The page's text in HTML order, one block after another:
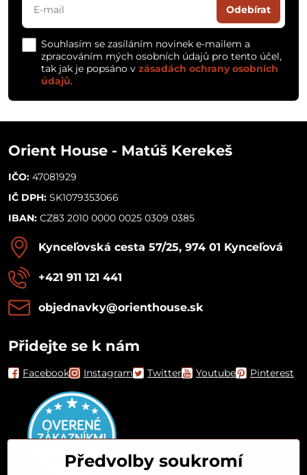
Odebírat
Souhlasím se zasíláním novinek e-mailem a
zpracováním mých osobních údajů pro tento účel,
tak jak je popsáno v zásadách ochrany osobních
údajů.
Orient House - Matúš Kerekeš
IČO: 47081929
IČ DPH: SK1079353066
IBAN: CZ83 2010 0000 0025 0309 0385
Kynceľovská cesta 57/25, 974 01 Kynceľová
+421 911 121 441
objednavky​@orienthouse​.sk
Přidejte se k nám
Facebook Instagram Twitter Youtube Pinterest
Předvolby soukromí